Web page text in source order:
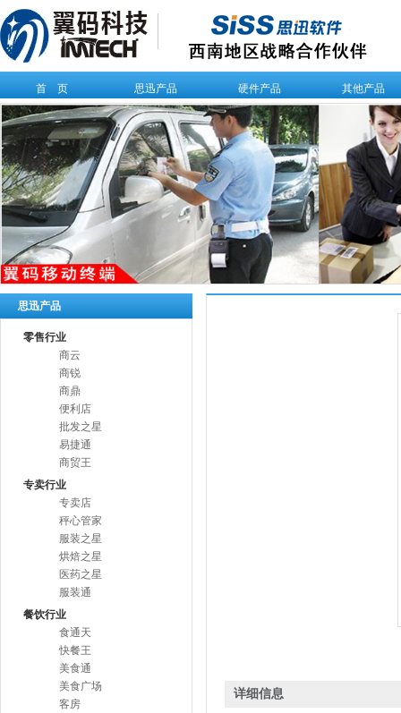
首 页 思迅产品 硬件产品 其他产品
思迅产品
零售行业
商云
商锐
商鼎
便利店
批发之星
易捷通
商贸王
专卖行业
专卖店
秤心管家
服装之星
烘焙之星
医药之星
服装通
餐饮行业
食通天
快餐王
美食通
美食广场
客房
详细信息